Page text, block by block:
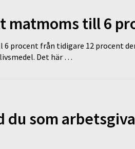
matmoms till 6
procent från tidigare 12 procent
Det här …
du som